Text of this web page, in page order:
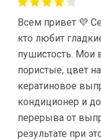
Всем привет 💜
кто любит
пушистость. Мои
пористые, цвет
кератиновое
кондиционер и
перерыва от
результате при